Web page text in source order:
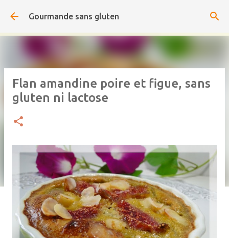
Accéder au contenu principal
Gourmande sans gluten
Flan amandine poire et figue, sans
gluten ni lactose